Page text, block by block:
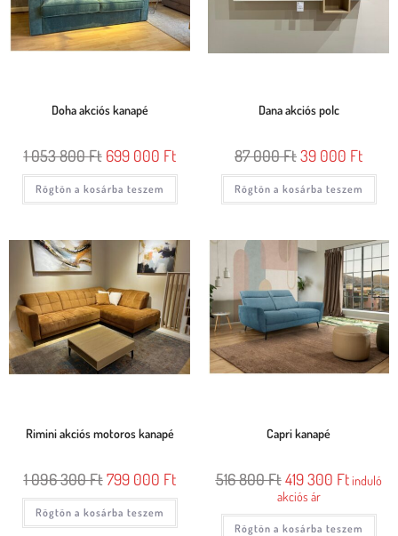
Doha akciós kanapé
1 053 800Ft 699 000 Ft
Rögtön a kosárba teszem
Dana akciós polc
87 000Ft39 000 Ft
Rögtön a kosárba teszem
Rimini akciós motoros kanapé
1 096 300Ft 799 000 Ft
Rögtön a kosárba teszem
Capri kanapé
516 800Ft 419 300 Ftinduló
akciós ár
Rögtön a kosárba teszem